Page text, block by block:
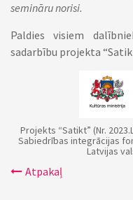
semināru norisi.
Paldies visiem
sadarbību projekta
Projekts “Satikt” (Nr.
Sabiedrības integrācijas
Latvijas
Atpakaļ